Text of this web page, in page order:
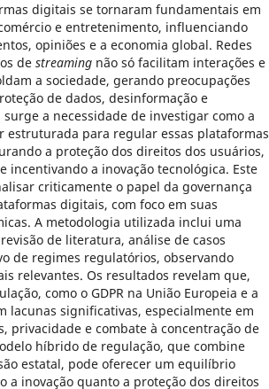
digitais se tornaram fundamentais em
e entretenimento, influenciando
opiniões e a economia global. Redes
de streaming não só facilitam interações e
a sociedade, gerando preocupações
de dados, desinformação e
a necessidade de investigar como a
estruturada para regular essas plataformas
a proteção dos direitos dos usuários,
incentivando a inovação tecnológica. Este
criticamente o papel da governança
digitais, com foco em suas
A metodologia utilizada inclui uma
de literatura, análise de casos
de regimes regulatórios, observando
relevantes. Os resultados revelam que,
como o GDPR na União Europeia e a
lacunas significativas, especialmente em
privacidade e combate à concentração de
híbrido de regulação, que combine
estatal, pode oferecer um equilíbrio
a inovação quanto a proteção dos direitos